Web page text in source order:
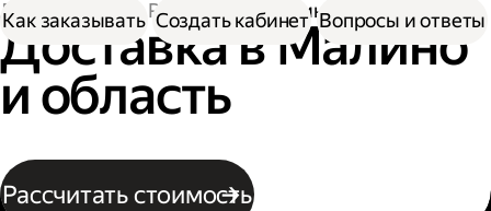
Доставка По России В Малино
Доставка в Малино
и область
Рассчитать стоимость
Как заказывать Создать кабинет Вопросы и ответы